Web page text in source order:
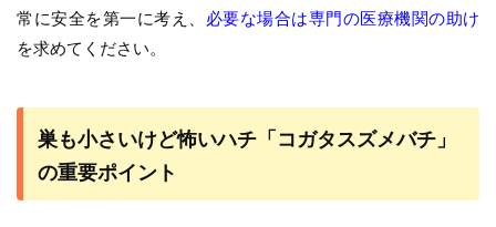
常に安全を第一に考え、 必要な場合は専門の医療機関の助け
を求めてください。
巣も小さいけど怖いハチ「コガタスズメバチ」
の重要ポイント